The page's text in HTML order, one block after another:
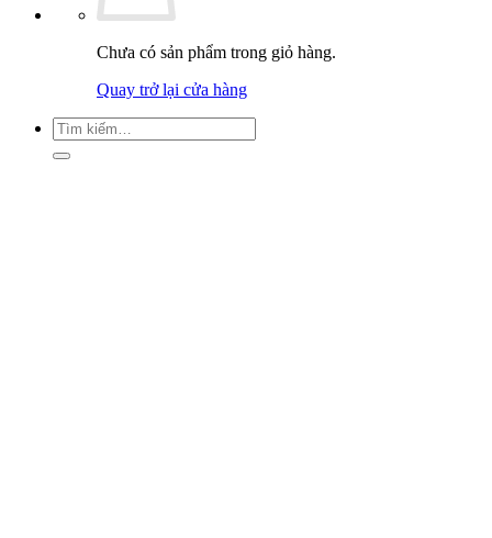
Chưa có sản phẩm trong giỏ hàng.
Quay trở lại cửa hàng
Tìm
kiếm: